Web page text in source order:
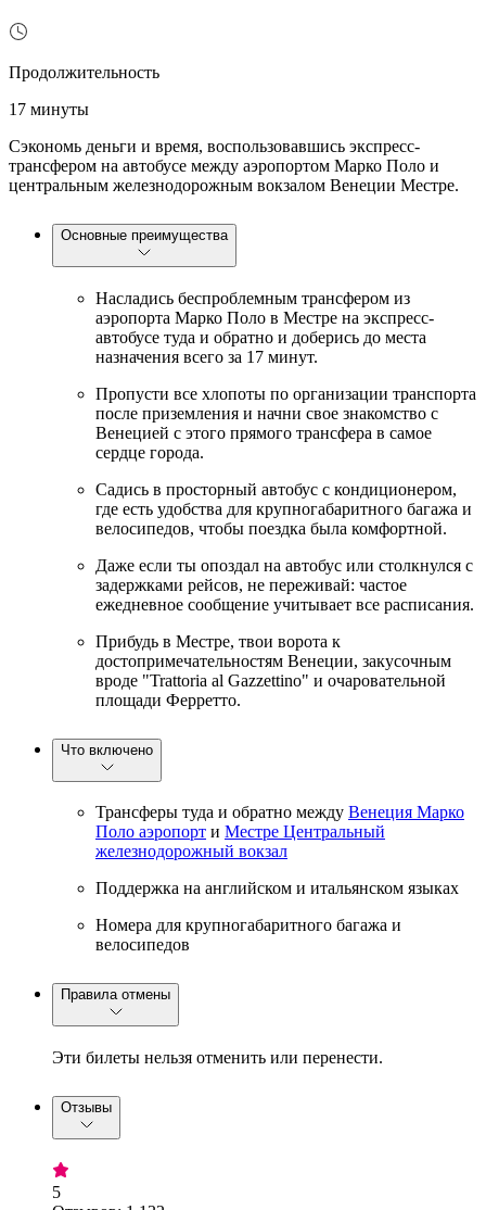
Продолжительность
17 минуты
Сэкономь деньги и время, воспользовавшись экспресс-
трансфером на автобусе между аэропортом Марко Поло и
центральным железнодорожным вокзалом Венеции Местре.
Основные преимущества
Насладись беспроблемным трансфером из
аэропорта Марко Поло в Местре на экспресс-
автобусе туда и обратно и доберись до места
назначения всего за 17 минут.
Пропусти все хлопоты по организации транспорта
после приземления и начни свое знакомство с
Венецией с этого прямого трансфера в самое
сердце города.
Садись в просторный автобус с кондиционером,
где есть удобства для крупногабаритного багажа и
велосипедов, чтобы поездка была комфортной.
Даже если ты опоздал на автобус или столкнулся с
задержками рейсов, не переживай: частое
ежедневное сообщение учитывает все расписания.
Прибудь в Местре, твои ворота к
достопримечательностям Венеции, закусочным
вроде "Trattoria al Gazzettino" и очаровательной
площади Ферретто.
Что включено
Трансферы туда и обратно между Венеция Марко
Поло аэропорт и Местре Центральный
железнодорожный вокзал
Поддержка на английском и итальянском языках
Номера для крупногабаритного багажа и
велосипедов
Правила отмены
Эти билеты нельзя отменить или перенести.
Отзывы
5